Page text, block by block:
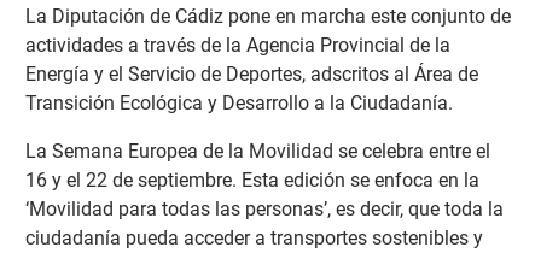
La Diputación de Cádiz pone en marcha este conjunto de
actividades a través de la Agencia Provincial de la
Energía y el Servicio de Deportes, adscritos al Área de
Transición Ecológica y Desarrollo a la Ciudadanía.
La Semana Europea de la Movilidad se celebra entre el
16 y el 22 de septiembre. Esta edición se enfoca en la
‘Movilidad para todas las personas’, es decir, que toda la
ciudadanía pueda acceder a transportes sostenibles y